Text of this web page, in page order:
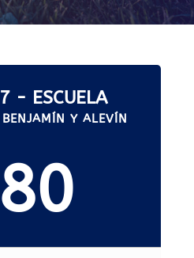
- ESCUELA
Y ALEVÍN